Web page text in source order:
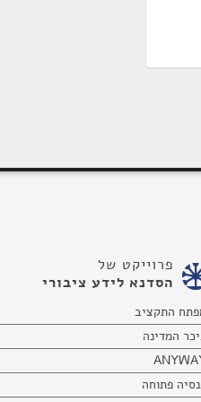
פרוייקט של
הסדנא לידע ציבורי
התקציב
המדינה
פתוחה